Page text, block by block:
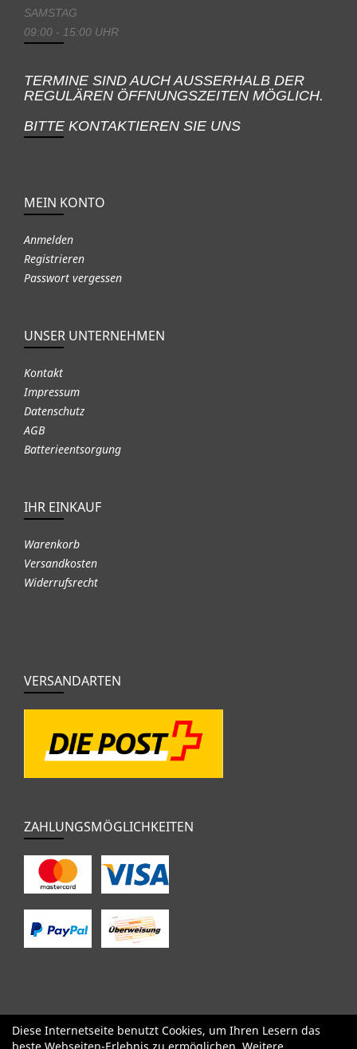
SAMSTAG
09:00 - 15:00 UHR
TERMINE SIND AUCH AUSSERHALB DER
REGULÄREN ÖFFNUNGSZEITEN MÖGLICH.
BITTE KONTAKTIEREN SIE UNS
MEIN KONTO
Anmelden
Registrieren
Passwort vergessen
UNSER UNTERNEHMEN
Kontakt
Impressum
Datenschutz
AGB
Batterieentsorgung
IHR EINKAUF
Warenkorb
Versandkosten
Widerrufsrecht
VERSANDARTEN
ZAHLUNGSMÖGLICHKEITEN
SALE Specialized Factor Cervélo BMC Orbea
Yeti
Diese Internetseite benutzt Cookies, um Ihren Lesern das